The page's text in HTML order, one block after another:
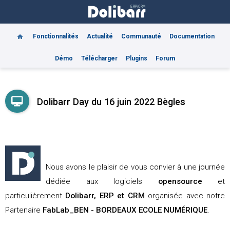
Fonctionnalités Actualité Communauté Documentation
Démo Télécharger Plugins Forum
Dolibarr Day du 16 juin 2022 Bègles
Nous avons le plaisir de vous convier à une journée
dédiée aux logiciels opensource et
particulièrement Dolibarr, ERP et CRM organisée avec notre
Partenaire FabLab_BEN - BORDEAUX ECOLE NUMÉRIQUE.